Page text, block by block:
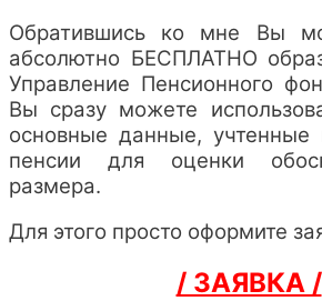
Обратившись ко мне Вы
абсолютно БЕСПЛАТНО
Управление Пенсионного
Вы сразу можете
основные данные, учтенные
пенсии для оценки
размера.
Для этого просто оформите
/ ЗАЯВКА /